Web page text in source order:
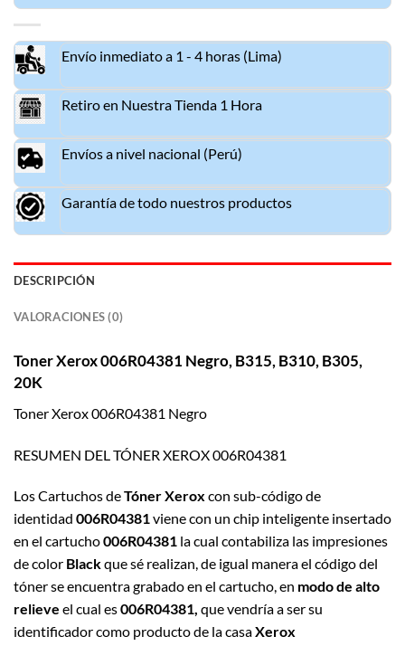
Envío inmediato a 1 - 4 horas (Lima)
Retiro en Nuestra Tienda 1 Hora
Envíos a nivel nacional (Perú)
Garantía de todo nuestros productos
DESCRIPCIÓN
VALORACIONES (0)
Toner Xerox 006R04381 Negro, B315, B310, B305,
20K
Toner Xerox 006R04381 Negro
RESUMEN DEL TÓNER XEROX 006R04381
Los Cartuchos deTóner Xerox con sub-código de
identidad 006R04381viene con un chip inteligente insertado
en el cartucho006R04381 la cual contabiliza las impresiones
de color Blackque sé realizan, de igual manera el código del
tóner se encuentra grabado en el cartucho, en modo de alto
relieve el cual es006R04381, que vendría a ser su
identificador como producto de la casaXerox